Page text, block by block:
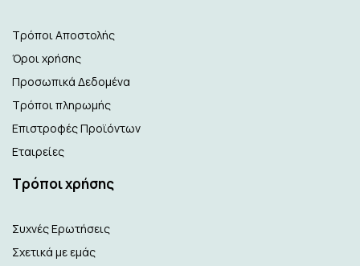
Τρόποι Αποστολής
Όροι χρήσης
Προσωπικά Δεδομένα
Τρόποι πληρωμής
Επιστροφές Προϊόντων
Εταιρείες
Τρόποι χρήσης
Συχνές Ερωτήσεις
Σχετικά με εμάς